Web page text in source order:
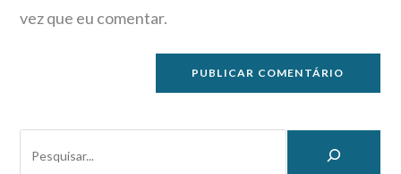
vez que eu comentar.